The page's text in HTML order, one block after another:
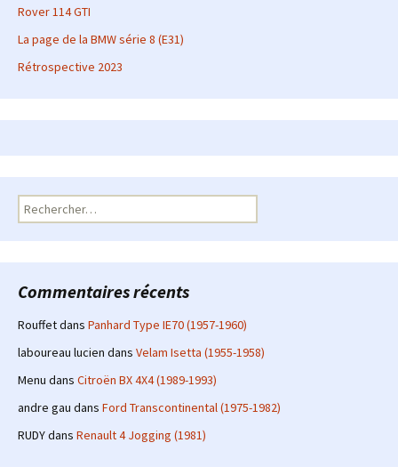
Rover 114 GTI
La page de la BMW série 8 (E31)
Rétrospective 2023
Rechercher :
Commentaires récents
Rouffetdans Panhard Type IE70 (1957-1960)
laboureau lucien dans Velam Isetta (1955-1958)
Menu dans Citroën BX 4X4 (1989-1993)
andre gau dans Ford Transcontinental (1975-1982)
RUDYdans Renault 4 Jogging (1981)